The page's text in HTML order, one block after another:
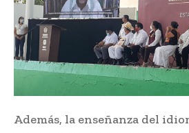
Además, la enseñanza del